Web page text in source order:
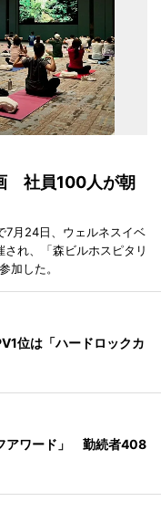
社員100人が朝
7月24日、ウェルネスイベ
れ、「森ビルホスピタリ
加した。
位は「ハードロックカ
アワード」 勤続者408